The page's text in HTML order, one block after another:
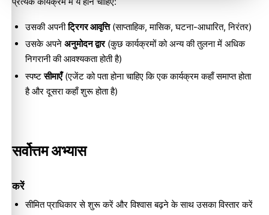
उसकी अपनीट्रिगर आवृत्ति(साप्ताहिक, मासिक, घटना-आधारित, निरंतर)
उसके अपने अनुमोदन द्वार(कुछ कार्यक्रमों को अन्य की तुलना में अधिक
निगरानी की आवश्यकता होती है)
स्पष्टसीमाएँ(एजेंट को पता होना चाहिए कि एक कार्यक्रम कहाँ समाप्त होता
है और दूसरा कहाँ शुरू होता है)
सर्वोत्तम अभ्यास
करें
सीमित प्राधिकार से शुरू करें और विश्वास बढ़ने के साथ उसका विस्तार करें